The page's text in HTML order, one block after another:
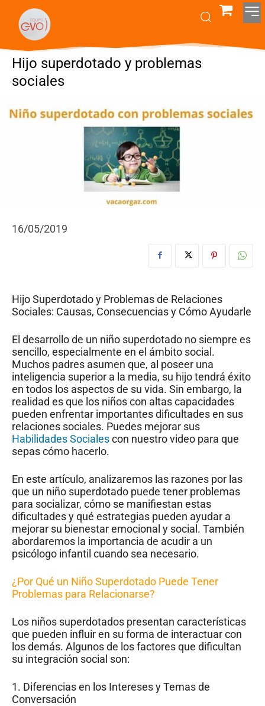
Hijo superdotado y problemas
sociales
16/05/2019
Hijo Superdotado y Problemas de Relaciones
Sociales: Causas, Consecuencias y Cómo Ayudarle
El desarrollo de un niño superdotado no siempre es
sencillo, especialmente en el ámbito social.
Muchos padres asumen que, al poseer una
inteligencia superior a la media, su hijo tendrá éxito
en todos los aspectos de su vida. Sin embargo, la
realidad es que los niños con altas capacidades
pueden enfrentar importantes dificultades en sus
relaciones sociales. Puedes mejorar sus
Habilidades Socialescon nuestro video para que
sepas cómo hacerlo.
En este artículo, analizaremos las razones por las
que un niño superdotado puede tener problemas
para socializar, cómo se manifiestan estas
dificultades y qué estrategias pueden ayudar a
mejorar su bienestar emocional y social. También
abordaremos la importancia de acudir a un
psicólogo infantil cuando sea necesario.
¿Por Qué un Niño Superdotado Puede Tener
Problemas para Relacionarse?
Los niños superdotados presentan características
que pueden influir en su forma de interactuar con
los demás. Algunos de los factores que dificultan
su integración social son:
1. Diferencias en los Intereses y Temas de
Conversación